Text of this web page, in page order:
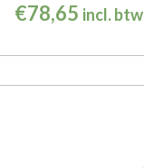
€78,65 incl. btw